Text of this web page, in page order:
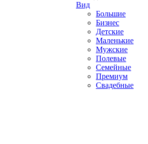
Вид
Большие
Бизнес
Детские
Маленькие
Мужские
Полевые
Семейные
Премиум
Свадебные